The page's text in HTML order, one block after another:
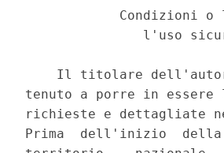
Condizioni
l'uso
Il titolare
tenuto a porre in
richieste e dettagliate
Prima  dell'inizio  della